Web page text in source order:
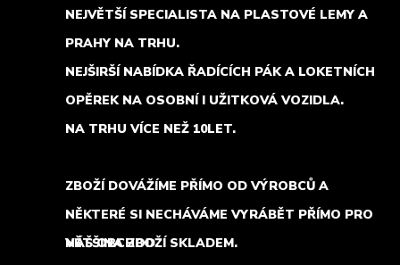
NEJVĚTŠÍ SPECIALISTA NA PLASTOVÉ LEMY A
PRAHY NA TRHU.
NEJŠIRŠÍ NABÍDKA ŘADÍCÍCH PÁK A LOKETNÍCH
OPĚREK NA OSOBNÍ I UŽITKOVÁ VOZIDLA.
NA TRHU VÍCE NEŽ 10LET.
ZBOŽÍ DOVÁŽÍME PŘÍMO OD VÝROBCŮ A
NĚKTERÉ SI NECHÁVÁME VYRÁBĚT PŘÍMO PRO
NÁŠ OBCHOD.
VĚTŠINA ZBOŽÍ SKLADEM.